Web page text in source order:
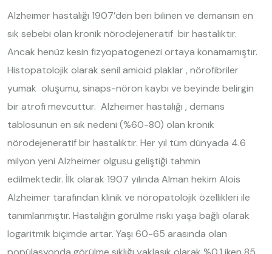
Alzheimer hastalığı 1907’den beri bilinen ve demansın en
sık sebebi olan kronik nörodejeneratif bir hastalıktır.
Ancak henüz kesin fizyopatogenezi ortaya konamamıştır.
Histopatolojik olarak senil amioid plaklar , nörofibriler
yumak oluşumu, sinaps-nöron kaybı ve beyinde belirgin
bir atrofi mevcuttur. Alzheimer hastalığı , demans
tablosunun en sık nedeni (%60-80) olan kronik
nörodejeneratif bir hastalıktır. Her yıl tüm dünyada 4.6
milyon yeni Alzheimer olgusu geliştiği tahmin
edilmektedir. İlk olarak 1907 yılında Alman hekim Alois
Alzheimer tarafından klinik ve nöropatolojik özellikleri ile
tanımlanmıştır. Hastalığın görülme riski yaşa bağlı olarak
logaritmik biçimde artar. Yaşı 60-65 arasında olan